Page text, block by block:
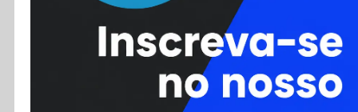
Cursos
Enviar Dica